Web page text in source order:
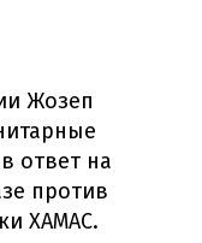
Жозеп
ответ на
против
ХАМАС.